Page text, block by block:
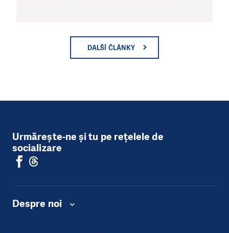
DALŠÍ ČLÁNKY
Urmărește-ne și tu pe rețelele de
socializare
Despre noi